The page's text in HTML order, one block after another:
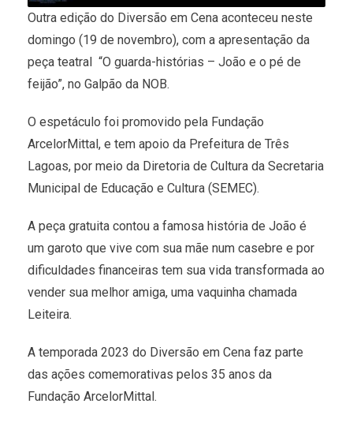
Outra edição do Diversão em Cena aconteceu neste
domingo (19 de novembro), com a apresentação da
peça teatral “O guarda-histórias – João e o pé de
feijão”, no Galpão da NOB.
O espetáculo foi promovido pela Fundação
ArcelorMittal, e tem apoio da Prefeitura de Três
Lagoas, por meio da Diretoria de Cultura da Secretaria
Municipal de Educação e Cultura (SEMEC).
A peça gratuita contou a famosa história de João é
um garoto que vive com sua mãe num casebre e por
dificuldades financeiras tem sua vida transformada ao
vender sua melhor amiga, uma vaquinha chamada
Leiteira.
A temporada 2023 do Diversão em Cena faz parte
das ações comemorativas pelos 35 anos da
Fundação ArcelorMittal.